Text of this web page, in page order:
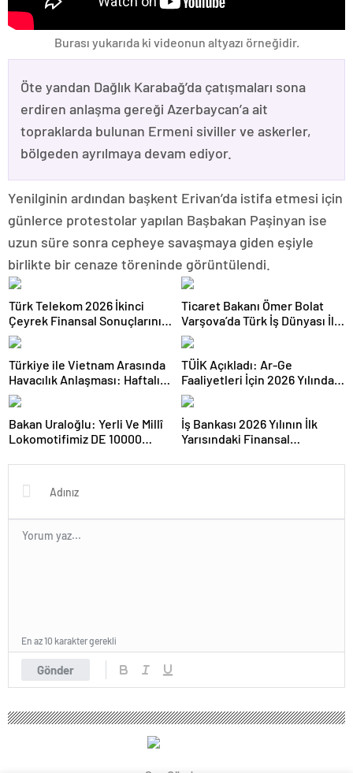
Burası yukarıda ki videonun altyazı örneğidir.
Öte yandan Dağlık Karabağ’da çatışmaları sona
erdiren anlaşma gereği Azerbaycan’a ait
topraklarda bulunan Ermeni siviller ve askerler,
bölgeden ayrılmaya devam ediyor.
Yenilginin ardından başkent Erivan’da istifa etmesi için
günlerce protestolar yapılan Başbakan Paşinyan ise
uzun süre sonra cepheye savaşmaya giden eşiyle
birlikte bir cenaze töreninde görüntülendi.
Türk Telekom 2026 İkinci
Çeyrek Finansal Sonuçlarını
Açıkladı: Yarı Yıl Geliri 142
Milyar TL’yi Aştı
Ticaret Bakanı Ömer Bolat
Varşova’da Türk İş Dünyası İle
Buluştu: Ticaret Hacmi 12,5
Milyar Dolara Ulaştı
Türkiye ile Vietnam Arasında
Havacılık Anlaşması: Haftalık
Sefer Sayısı 42’ye Yükseldi
TÜİK Açıkladı: Ar-Ge
Faaliyetleri İçin 2026 Yılında
308 Milyar Lira Tahsis Edildi
Bakan Uraloğlu: Yerli Ve Millî
Lokomotifimiz DE 10000
İş Bankası 2026 Yılının İlk
Yarısındaki Finansal
Gönder
En az 10 karakter gerekli